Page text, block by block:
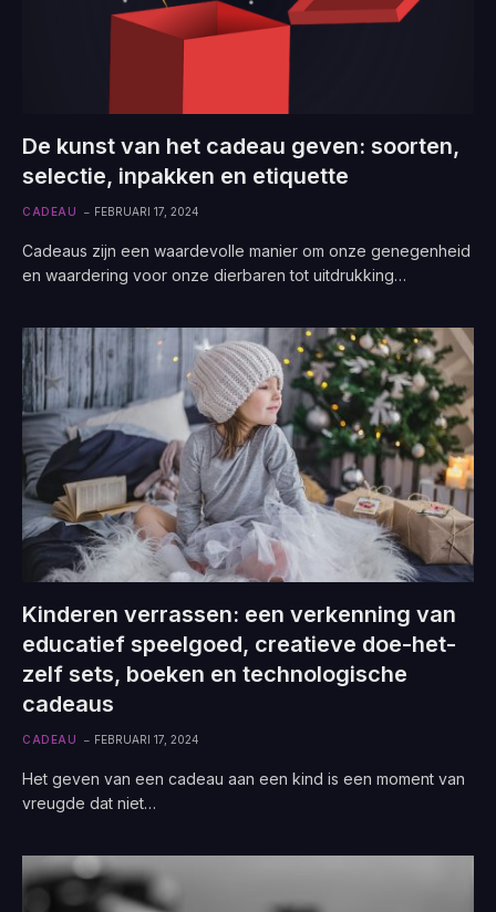
De kunst van het cadeau geven: soorten,
selectie, inpakken en etiquette
CADEAU FEBRUARI 17, 2024
Cadeaus zijn een waardevolle manier om onze genegenheid
en waardering voor onze dierbaren tot uitdrukking…
Kinderen verrassen: een verkenning van
educatief speelgoed, creatieve doe-het-
zelf sets, boeken en technologische
cadeaus
CADEAU FEBRUARI 17, 2024
Het geven van een cadeau aan een kind is een moment van
vreugde dat niet…